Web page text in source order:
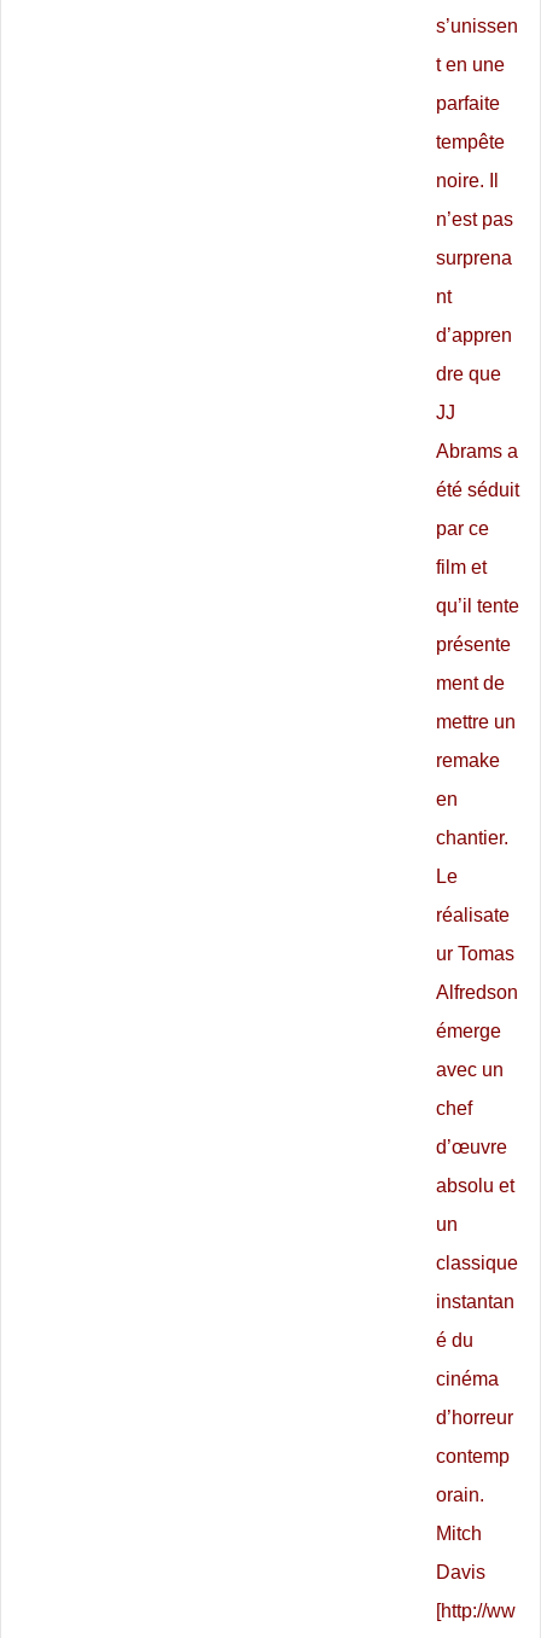
s’unissen
t en une
parfaite
tempête
noire. Il
n’est pas
surprena
nt
d’appren
dre que
JJ
Abrams a
été séduit
par ce
film et
qu’il tente
présente
ment de
mettre un
remake
en
chantier.
Le
réalisate
ur Tomas
Alfredson
émerge
avec un
chef
d’œuvre
absolu et
un
classique
instantan
é du
cinéma
d’horreur
contemp
orain.
Mitch
Davis
[http://ww